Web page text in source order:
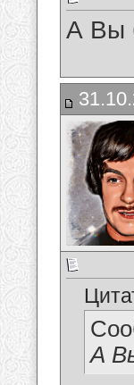
А Вы
А